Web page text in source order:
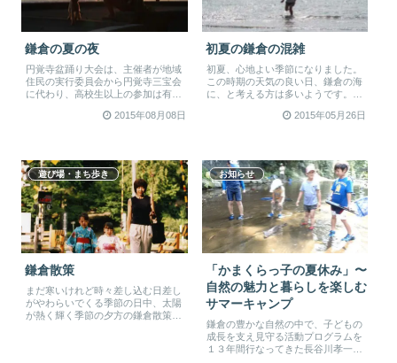
鎌倉の夏の夜
円覚寺盆踊り大会は、主催者が地域
住民の実行委員会から円覚寺三宝会
に代わり、高校生以上の参加は有料
2015年08月08日
初夏の鎌倉の混雑
初夏、心地よい季節になりました。
この時期の天気の良い日、鎌倉の海
に、と考える方は多いようです。気
2015年05月26日
遊び場・まち歩き
鎌倉散策
まだ寒いけれど時々差し込む日差し
がやわらいでくる季節の日中、太陽
が熱く輝く季節の夕方の鎌倉散策が
お知らせ
「かまくらっ子の夏休み」〜
自然の魅力と暮らしを楽しむ
サマーキャンプ
鎌倉の豊かな自然の中で、子どもの
成長を支え見守る活動プログラムを
１３年間行なってきた長谷川孝一先